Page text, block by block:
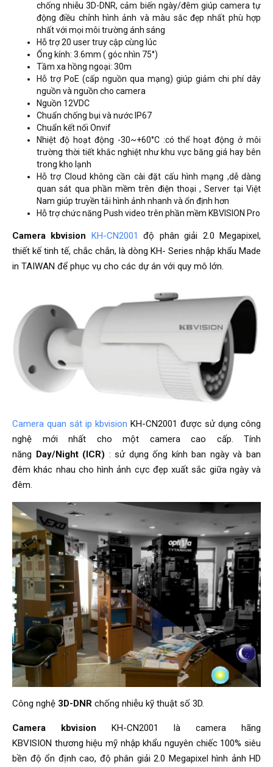
chống nhiễu 3D-DNR, cảm biến ngày/đêm giúp camera tự
động điều chỉnh hình ảnh và màu sắc đẹp nhất phù hợp
nhất với mọi môi trường ánh sáng
Hỗ trợ 20 user truy cập cùng lúc
Ống kính: 3.6mm ( góc nhìn 75°)
Tầm xa hồng ngoại: 30m
Hỗ trợ PoE (cấp nguồn qua mạng) giúp giảm chi phí dây
nguồn và nguồn cho camera
Nguồn 12VDC
Chuẩn chống bụi và nước IP67
Chuẩn kết nối Onvif
Nhiệt độ hoạt động -30~+60°C :có thể hoạt động ở môi
trường thời tiết khắc nghiệt như khu vực băng giá hay bên
trong kho lạnh
Hỗ trợ Cloud không cần cài đặt cấu hình mạng ,dễ dàng
quan sát qua phần mềm trên điện thoại , Server tại Việt
Nam giúp truyền tải hình ảnh nhanh và ổn định hơn
Hỗ trợ chức năng Push video trên phần mềm KBVISION Pro
Camera kbvision KH-CN2001
độ phân giải 2.0 Megapixel,
thiết kế tinh tế, chắc chắn, là dòng KH- Series nhập khẩu Made
in TAIWAN để phục vụ cho các dự án với quy mô lớn.
Camera quan sát ip kbvision KH-CN2001 được sử dụng công
nghệ mới nhất cho một camera cao cấp. Tính
năng Day/Night (ICR) : sử dụng ống kính ban ngày và ban
đêm khác nhau cho hình ảnh cực đẹp xuất sắc giữa ngày và
đêm.
Công nghệ 3D-DNR chống nhiễu kỹ thuật số 3D.
Camera kbvision KH-CN2001 là camera hãng
KBVISION thương hiệu mỹ nhập khẩu nguyên chiếc 100% siêu
bền độ ổn định cao, độ phân giải 2.0 Megapixel hình ảnh HD